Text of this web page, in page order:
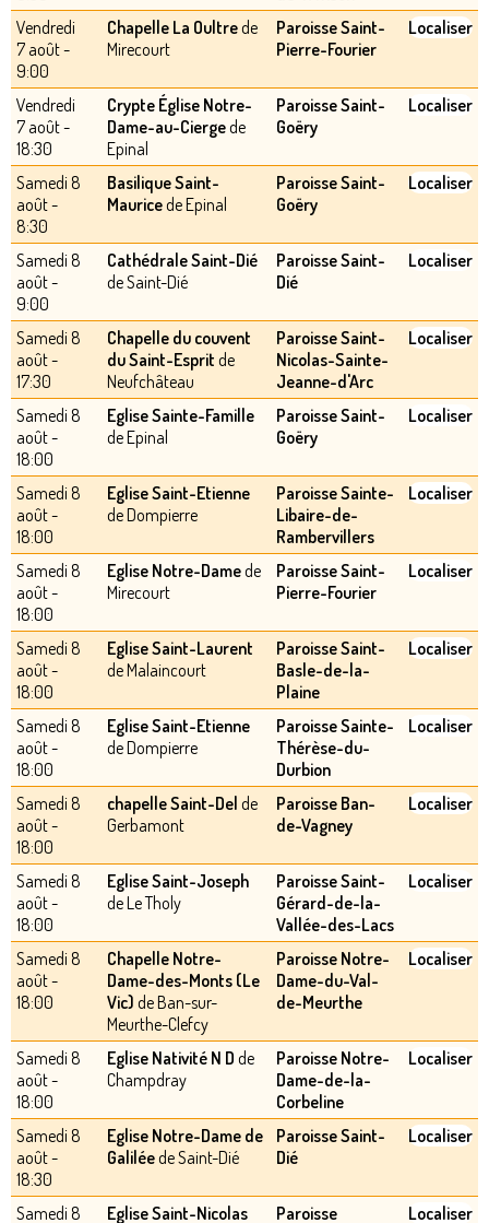
Vendredi
7 août -
9:00
Chapelle La Oultrede
Mirecourt
Paroisse Saint-
Pierre-Fourier
Localiser
Vendredi
7 août -
18:30
Crypte Église Notre-
Dame-au-Ciergede
Epinal
Paroisse Saint-
Goëry
Localiser
Samedi 8
août -
8:30
Basilique Saint-
Mauricede Epinal
Paroisse Saint-
Goëry
Localiser
Samedi 8
août -
9:00
Cathédrale Saint-Dié
de Saint-Dié
Paroisse Saint-
Dié
Localiser
Samedi 8
août -
17:30
Chapelle du couvent
du Saint-Esprit de
Neufchâteau
Paroisse Saint-
Nicolas-Sainte-
Jeanne-d'Arc
Localiser
Samedi 8
août -
18:00
Eglise Sainte-Famille
de Epinal
Paroisse Saint-
Goëry
Localiser
Samedi 8
août -
18:00
Eglise Saint-Etienne
de Dompierre
Paroisse Sainte-
Libaire-de-
Rambervillers
Localiser
Samedi 8
août -
18:00
Eglise Notre-Damede
Mirecourt
Paroisse Saint-
Pierre-Fourier
Localiser
Samedi 8
août -
18:00
Eglise Saint-Laurent
de Malaincourt
Paroisse Saint-
Basle-de-la-
Plaine
Localiser
Samedi 8
août -
18:00
Eglise Saint-Etienne
de Dompierre
Paroisse Sainte-
Thérèse-du-
Durbion
Localiser
Samedi 8
août -
18:00
chapelle Saint-Del de
Gerbamont
Paroisse Ban-
de-Vagney
Localiser
Samedi 8
août -
18:00
Eglise Saint-Joseph
de Le Tholy
Paroisse Saint-
Gérard-de-la-
Vallée-des-Lacs
Localiser
Samedi 8
août -
18:00
Chapelle Notre-
Dame-des-Monts (Le
Vic) de Ban-sur-
Meurthe-Clefcy
Paroisse Notre-
Dame-du-Val-
de-Meurthe
Localiser
Samedi 8
août -
18:00
Eglise Nativité N D de
Champdray
Paroisse Notre-
Dame-de-la-
Corbeline
Localiser
Samedi 8
août -
18:30
Eglise Notre-Dame de
Galiléede Saint-Dié
Paroisse Saint-
Dié
Localiser
Samedi 8
Eglise Saint-Nicolas
Paroisse
Localiser